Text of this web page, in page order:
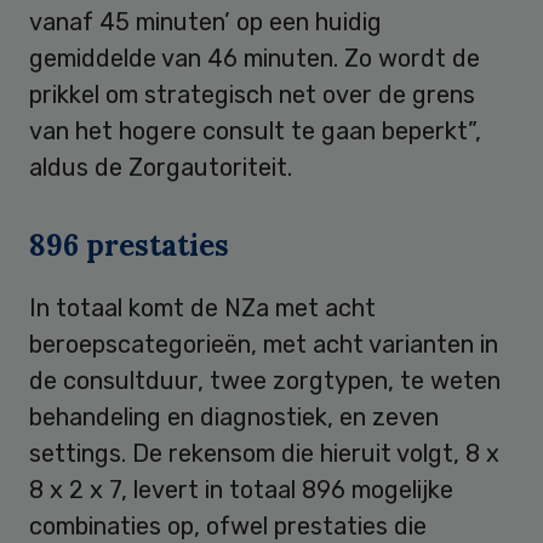
vanaf 45 minuten’ op een huidig
gemiddelde van 46 minuten. Zo wordt de
prikkel om strategisch net over de grens
van het hogere consult te gaan beperkt”,
aldus de Zorgautoriteit.
896 prestaties
In totaal komt de NZa met acht
beroepscategorieën, met acht varianten in
de consultduur, twee zorgtypen, te weten
behandeling en diagnostiek, en zeven
settings. De rekensom die hieruit volgt, 8 x
8 x 2 x 7, levert in totaal 896 mogelijke
combinaties op, ofwel prestaties die